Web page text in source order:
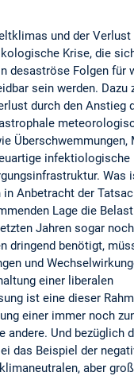
und der
Krise, die
desaströse Folgen für
sein werden. Dazu
durch den Anstieg
Überschwemmungen,
infektiologische
Was
in Anbetracht der
Lage die
Jahren sogar
dringend benötigt,
und
einer liberalen
ist eine dieser
einer immer noch
andere. Und bezüglich
das Beispiel der
aber